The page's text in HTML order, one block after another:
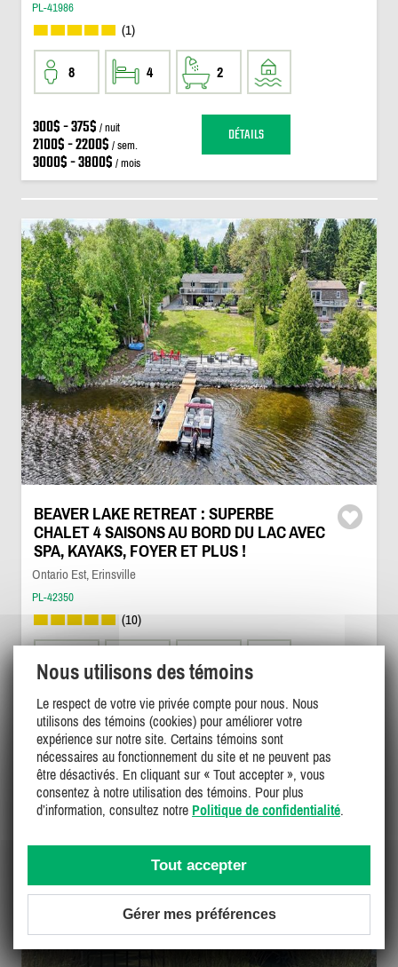
PL-41986
(1)
8 4 2
300$ - 375$ / nuit
2100$ - 2200$ / sem.
3000$ - 3800$ / mois
DÉTAILS
BEAVER LAKE RETREAT : SUPERBE
CHALET 4 SAISONS AU BORD DU LAC AVEC
SPA, KAYAKS, FOYER ET PLUS !
Ontario Est, Erinsville
PL-42350
(10)
420$ - 525$/ nuit DÉTAILS
Nous utilisons des témoins
Le respect de votre vie privée compte pour nous. Nous
utilisons des témoins (cookies) pour améliorer votre
expérience sur notre site. Certains témoins sont
nécessaires au fonctionnement du site et ne peuvent pas
être désactivés. En cliquant sur « Tout accepter », vous
consentez à notre utilisation des témoins. Pour plus
d’information, consultez notre Politique de confidentialité.
Tout accepter
Gérer mes préférences